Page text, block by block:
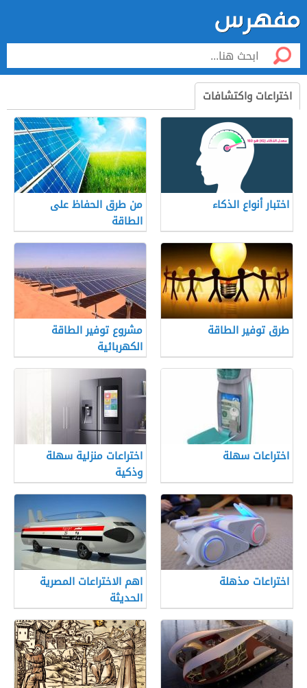
اختراعات واكتشافات
اختبار أنواع الذكاء
من طرق الحفاظ على
الطاقة
طرق توفير الطاقة
مشروع توفير الطاقة
الكهربائية
اختراعات سهلة
اختراعات منزلية سهلة
وذكية
اختراعات مذهلة
اهم الاختراعات المصرية
الحديثة